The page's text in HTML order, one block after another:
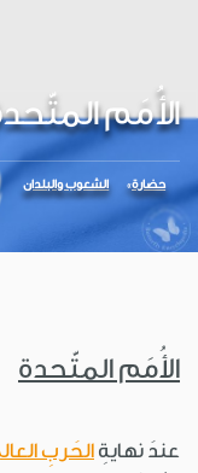
الأُمَم
حضارة الشعوب والبلدان
الأُمَم المتّحدة
عندَ نهايةِ الحَربِ